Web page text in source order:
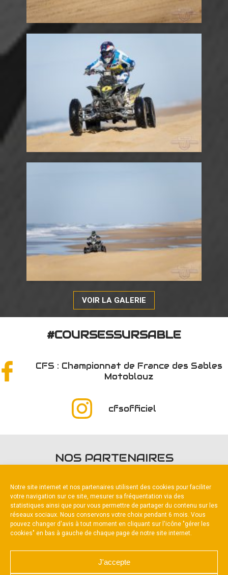
Notre site internet et nos partenaires utilisent des cookies pour faciliter
votre navigation sur ce site, mesurer sa fréquentation via des
statistiques ainsi que pour vous permettre de partager du contenu sur les
réseaux sociaux. Nous conservons votre choix pendant 6 mois. Vous
pouvez changer d'avis à tout moment en cliquant sur l'icône "gérer les
cookies" en bas à gauche de chaque page de notre site internet.
J'accepte
VOIR LA GALERIE
#COURSESSURSABLE
CFS : Championnat de France des Sables
Motoblouz
cfsofficiel
NOS PARTENAIRES
Partenaire titre